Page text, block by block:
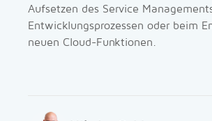
Aufsetzen des Service
Entwicklungsprozessen oder beim
neuen Cloud-Funktionen.